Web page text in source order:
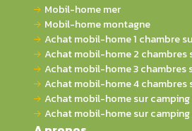
Mobil-home mer
Mobil-home montagne
Achat mobil-home 1 chambre
Achat mobil-home 2 chambres
Achat mobil-home 3 chambres
Achat mobil-home 4 chambres
Achat mobil-home sur
Achat mobil-home sur